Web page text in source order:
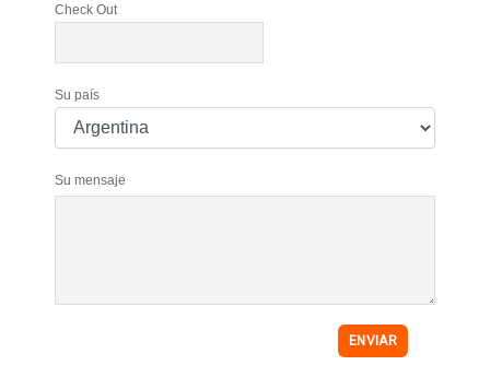
Check Out
Su país
Su mensaje